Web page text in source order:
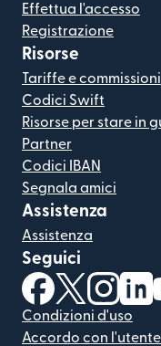
Effettua l'accesso
Registrazione
Risorse
Tariffe e commissioni
Codici Swift
Risorse per stare in
Partner
Codici IBAN
Segnala amici
Assistenza
Assistenza
Seguici
(si apre in una
(si apre in
(si
Condizioni d'uso
Accordo con